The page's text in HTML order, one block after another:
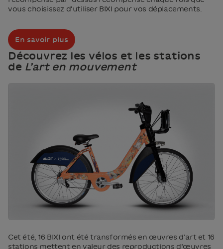
vous choisissez d’utiliser BIXI pour vos déplacements.
En savoir plus
Découvrez les vélos et les stations
de L’art en mouvement
Cet été, 16 BIXI ont été transformés en œuvres d’art et 16
stations mettent en valeur des reproductions d’œuvres